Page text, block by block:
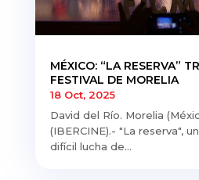
MÉXICO: “LA RESERVA”
FESTIVAL DE MORELIA
18 Oct, 2025
David del Río. Morelia
(IBERCINE).- "La reserva",
difícil lucha de...